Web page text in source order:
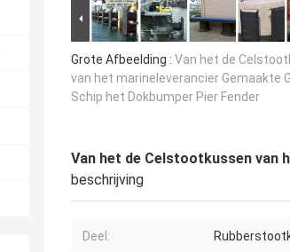
Grote Afbeelding : Van het de
van het marineleverancier Gemaakte
Schip het Dokbumper Pier Fender
Van het de Celstootkussen van
beschrijving
Deel: